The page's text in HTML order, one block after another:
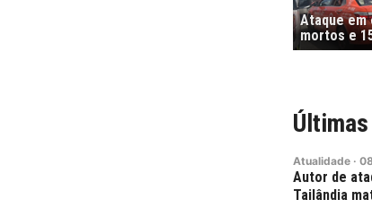
Ataque em
mortos e
Últimas
Atualidade ·
Autor de
Tailândia